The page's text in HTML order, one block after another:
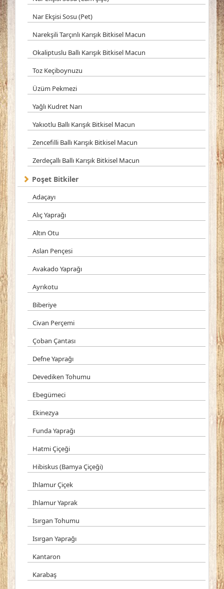
Nar Ekşisi Sosu (Pet)
Narekşili Tarçınlı Karışık Bitkisel Macun
Okaliptuslu Ballı Karışık Bitkisel Macun
Toz Keçiboynuzu
Üzüm Pekmezi
Yağlı Kudret Narı
Yakıotlu Ballı Karışık Bitkisel Macun
Zencefilli Ballı Karışık Bitkisel Macun
Zerdeçallı Ballı Karışık Bitkisel Macun
Poşet Bitkiler
Adaçayı
Alıç Yaprağı
Altın Otu
Aslan Pençesi
Avakado Yaprağı
Ayrıkotu
Biberiye
Civan Perçemi
Çoban Çantası
Defne Yaprağı
Devediken Tohumu
Ebegümeci
Ekinezya
Funda Yaprağı
Hatmi Çiçeği
Hibiskus (Bamya Çiçeği)
Ihlamur Çiçek
Ihlamur Yaprak
Isırgan Tohumu
Isırgan Yaprağı
Kantaron
Karabaş